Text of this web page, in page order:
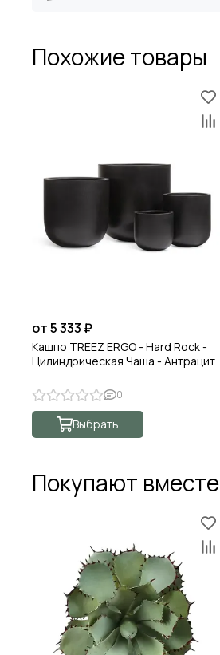
Похожие товары
от 5 333 ₽
Кашпо TREEZ ERGO - Hard Rock -
Цилиндрическая Чаша - Антрацит
0
Выбрать
Покупают вместе